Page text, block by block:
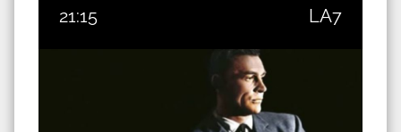
21:15 LA7